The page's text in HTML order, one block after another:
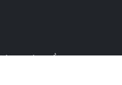
lưu mọi quyền.